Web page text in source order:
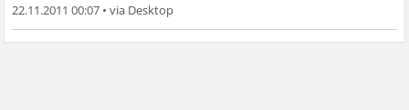
22.11.2011 00:07 •